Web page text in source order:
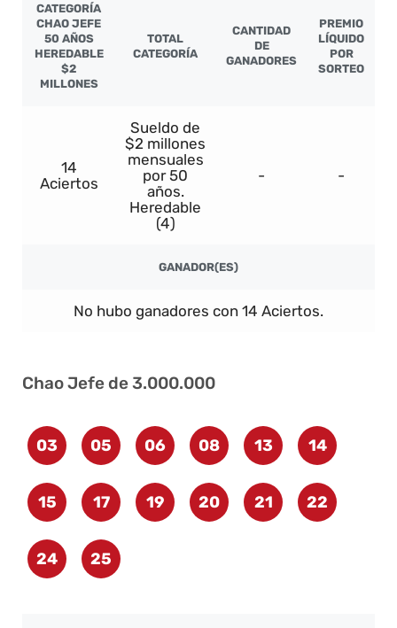
CATEGORÍA
CHAO JEFE
50 AÑOS
HEREDABLE
$2
MILLONES
TOTAL
CATEGORÍA
CANTIDAD
DE
GANADORES
PREMIO
LÍQUIDO
POR
SORTEO
14
Aciertos
Sueldo de
$2 millones
mensuales
por 50
años.
Heredable
(4)
- -
GANADOR(ES)
No hubo ganadores con 14 Aciertos.
Chao Jefe de 3.000.000
03 05 06 08 13 14
15 17 19 20 21 22
24 25